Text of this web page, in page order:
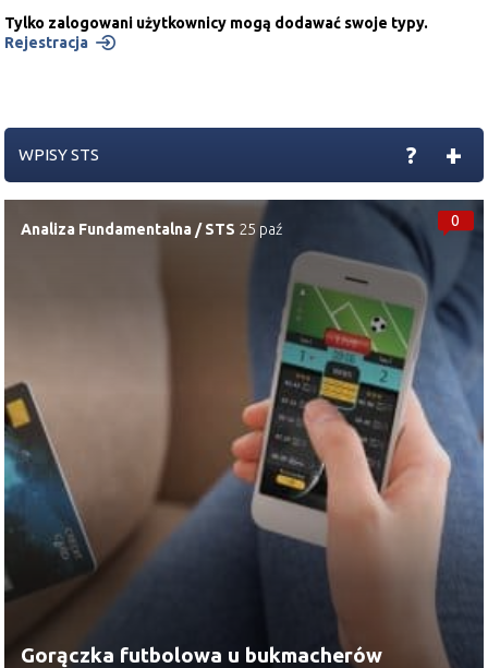
Tylko zalogowani użytkownicy mogą dodawać swoje typy.
Rejestracja
WPISY STS +
?
0
Analiza Fundamentalna /STS 25 paź
Gorączka futbolowa u bukmacherów